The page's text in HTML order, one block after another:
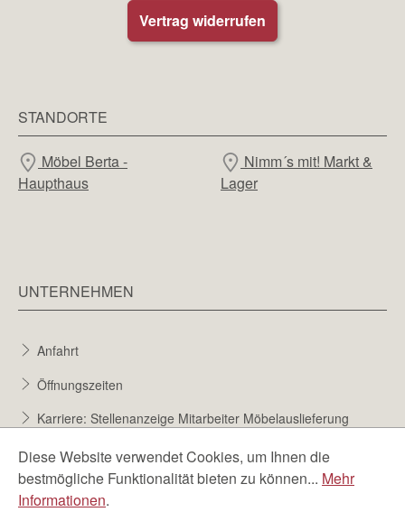
Vertrag widerrufen
STANDORTE
Möbel Berta -
Haupthaus
Nimm´s mit! Markt &
Lager
UNTERNEHMEN
Anfahrt
Öffnungszeiten
Karriere: Stellenanzeige Mitarbeiter Möbelauslieferung
Karriere bei Möbel Berta
Bewerbungsformular
Diese Website verwendet Cookies, um Ihnen die
bestmögliche Funktionalität bieten zu können... Mehr
Informationen.